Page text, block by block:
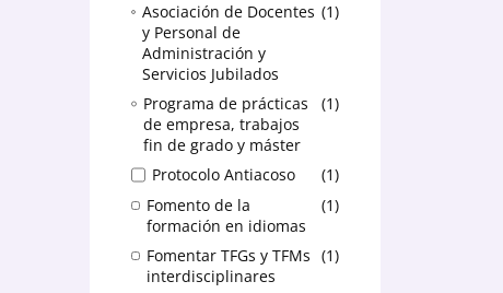
Asociación de Docentes
y Personal de
Administración y
Servicios Jubilados
1
Programa de prácticas
de empresa, trabajos
fin de grado y máster
1
Protocolo Antiacoso
1
Fomento de la
formación en idiomas
1
Fomentar TFGs y TFMs
interdisciplinares
1